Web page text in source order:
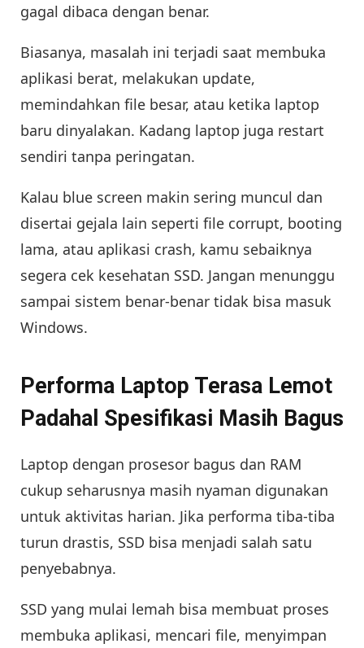
gagal dibaca dengan benar.
Biasanya, masalah ini terjadi saat membuka
aplikasi berat, melakukan update,
memindahkan file besar, atau ketika laptop
baru dinyalakan. Kadang laptop juga restart
sendiri tanpa peringatan.
Kalau blue screen makin sering muncul dan
disertai gejala lain seperti file corrupt, booting
lama, atau aplikasi crash, kamu sebaiknya
segera cek kesehatan SSD. Jangan menunggu
sampai sistem benar-benar tidak bisa masuk
Windows.
Performa Laptop Terasa Lemot
Padahal Spesifikasi Masih Bagus
Laptop dengan prosesor bagus dan RAM
cukup seharusnya masih nyaman digunakan
untuk aktivitas harian. Jika performa tiba-tiba
turun drastis, SSD bisa menjadi salah satu
penyebabnya.
SSD yang mulai lemah bisa membuat proses
membuka aplikasi, mencari file, menyimpan